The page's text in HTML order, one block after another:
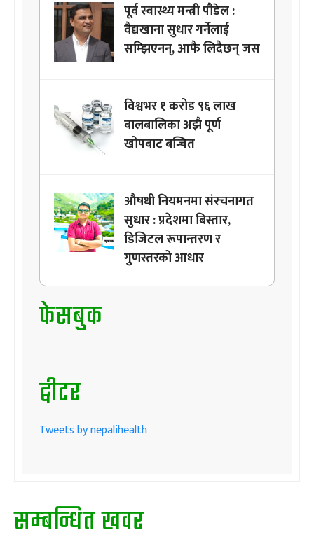
पूर्व स्वास्थ्य मन्त्री पौडेल :
वैद्यखाना सुधार गर्नेलाई
सम्झिएनन्, आफै लिदैछन् जस
विश्वभर १ करोड ९६ लाख
बालबालिका अझै पूर्ण
खोपबाट बन्चित
औषधी नियमनमा संरचनागत
सुधार : प्रदेशमा बिस्तार,
डिजिटल रूपान्तरण र
गुणस्तरको आधार
फेसबुक
ट्वीटर
Tweets by nepalihealth
सम्बन्धित खवर